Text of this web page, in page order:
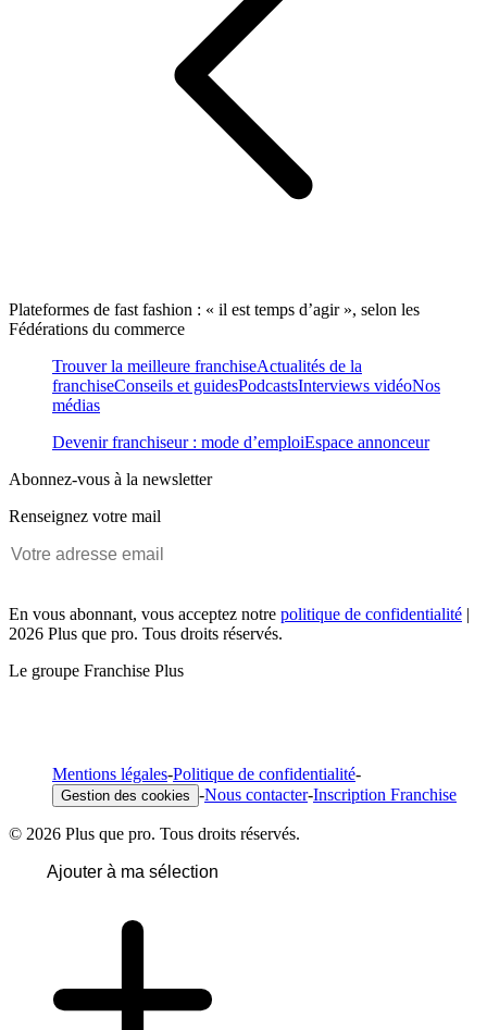
Plateformes de fast fashion : « il est temps d’agir », selon les
Fédérations du commerce
Trouver la meilleure franchiseActualités de la
franchiseConseils et guidesPodcastsInterviews vidéoNos
médias
Devenir franchiseur : mode d’emploiEspace annonceur
Abonnez-vous à la newsletter
Renseignez votre mail
En vous abonnant, vous acceptez notre politique de confidentialité |
2026 Plus que pro. Tous droits réservés.
Le groupe Franchise Plus
Mentions légales-Politique de confidentialité-
Gestion des cookies -Nous contacter-Inscription Franchise
© 2026 Plus que pro. Tous droits réservés.
Ajouter à ma sélection